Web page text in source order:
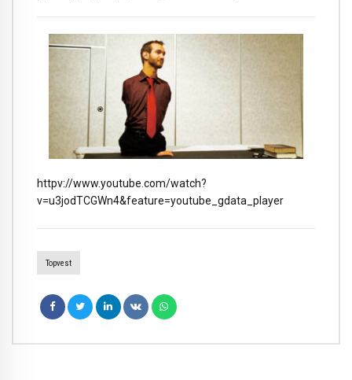
httpv://www.youtube.com/watch?
v=u3jodTCGWn4&feature=youtube_gdata_player
Topvest